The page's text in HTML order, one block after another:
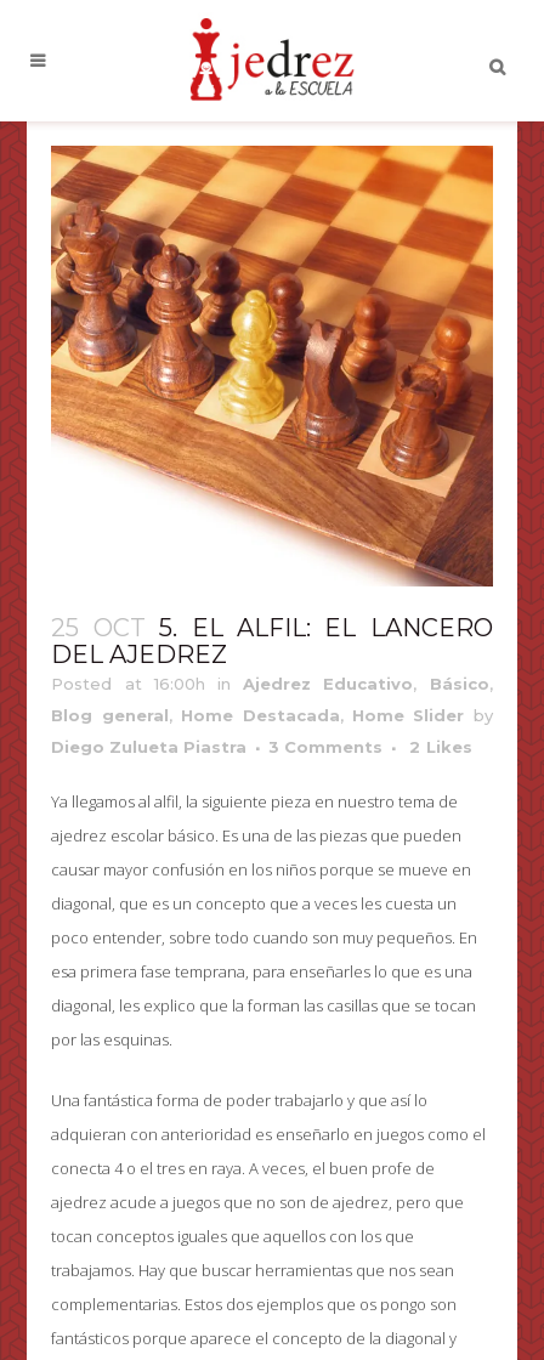
25 OCT 5. EL ALFIL: EL LANCERO
DEL AJEDREZ
Posted at 16:00h inAjedrez Educativo, Básico,
Blog general, Home Destacada, Home Slider by
Diego Zulueta Piastra
3 Comments 2 Likes
Ya llegamos al alfil, la siguiente pieza en nuestro tema de
ajedrez escolar básico. Es una de las piezas que pueden
causar mayor confusión en los niños porque se mueve en
diagonal, que es un concepto que a veces les cuesta un
poco entender, sobre todo cuando son muy pequeños. En
esa primera fase temprana, para enseñarles lo que es una
diagonal, les explico que la forman las casillas que se tocan
por las esquinas.
Una fantástica forma de poder trabajarlo y que así lo
adquieran con anterioridad es enseñarlo en juegos como el
conecta 4 o el tres en raya. A veces, el buen profe de
ajedrez acude a juegos que no son de ajedrez, pero que
tocan conceptos iguales que aquellos con los que
trabajamos. Hay que buscar herramientas que nos sean
complementarias. Estos dos ejemplos que os pongo son
fantásticos porque aparece el concepto de la diagonal y